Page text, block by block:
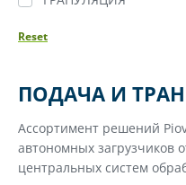
Reset
ПОДАЧА И
Ассортимент решений
автономных загрузчиков
центральных систем